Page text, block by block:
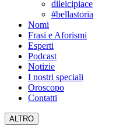
dileicipiace
#bellastoria
Nomi
Frasi e Aforismi
Esperti
Podcast
Notizie
I nostri speciali
Oroscopo
Contatti
ALTRO